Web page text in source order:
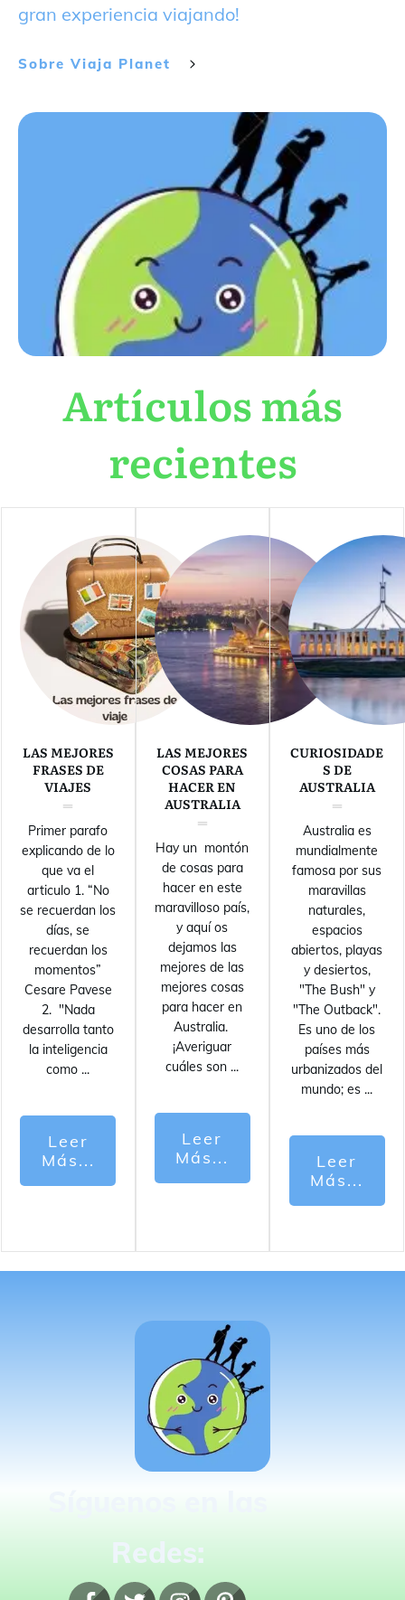
gran experiencia viajando!
Sobre Viaja Planet
Artículos más
recientes
LAS MEJORES
FRASES DE
VIAJES
Primer parafo
explicando de lo
que va el
articulo 1. “No
se recuerdan los
días, se
recuerdan los
momentos”
Cesare Pavese
2. "Nada
desarrolla tanto
la inteligencia
como ...
Leer
Más...
LAS MEJORES
COSAS PARA
HACER EN
AUSTRALIA
Hay un montón
de cosas para
hacer en este
maravilloso país,
y aquí os
dejamos las
mejores de las
mejores cosas
para hacer en
Australia.
¡Averiguar
cuáles son ...
Leer
Más...
CURIOSIDADE
S DE
AUSTRALIA
Australia es
mundialmente
famosa por sus
maravillas
naturales,
espacios
abiertos, playas
y desiertos,
"The Bush" y
"The Outback".
Es uno de los
países más
urbanizados del
mundo; es ...
Leer
Más...
Redes: